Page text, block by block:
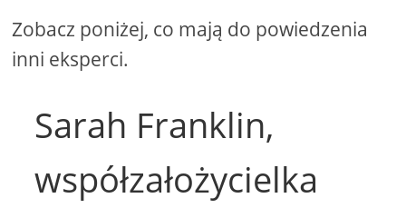
Zobacz poniżej, co mają do powiedzenia
inni eksperci.
Sarah Franklin,
współzałożycielka